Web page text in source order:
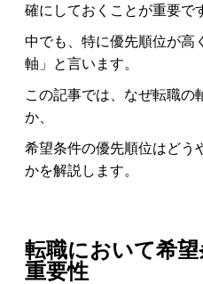
確にしておくことが重要で
中でも、特に優先順位が高
軸」と言います。
この記事では、なぜ転職の
か、
希望条件の優先順位はどう
かを解説します。
転職において希
重要性